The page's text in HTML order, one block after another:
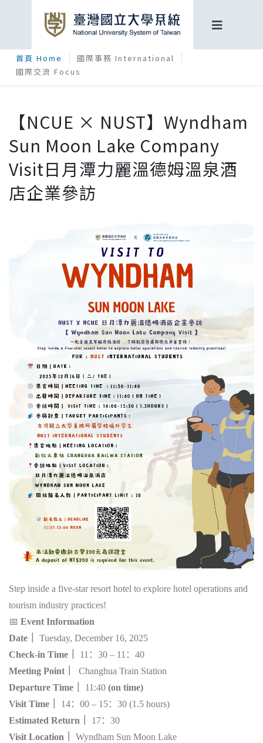
首頁 Home
國際事務 International
國際交流 Focus
【NCUE × NUST】Wyndham
Sun Moon Lake Company
Visit日月潭力麗溫德姆溫泉酒
店企業參訪
Step inside a five-star resort hotel to explore hotel operations and
tourism industry practices!
📅 Event Information
Date
Tuesday, December 16, 2025
Check-in Time
11 ： 30 – 11 ： 40
Meeting Point
Changhua Train Station
Departure Time
11:40 (on time)
Visit Time
14： 00 – 15： 30 (1.5 hours)
Estimated Return
17： 30
Visit Location
Wyndham Sun Moon Lake